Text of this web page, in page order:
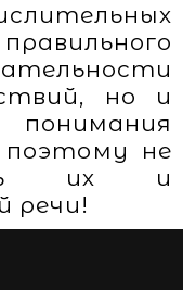
но и
поэтому не
их и
речи!